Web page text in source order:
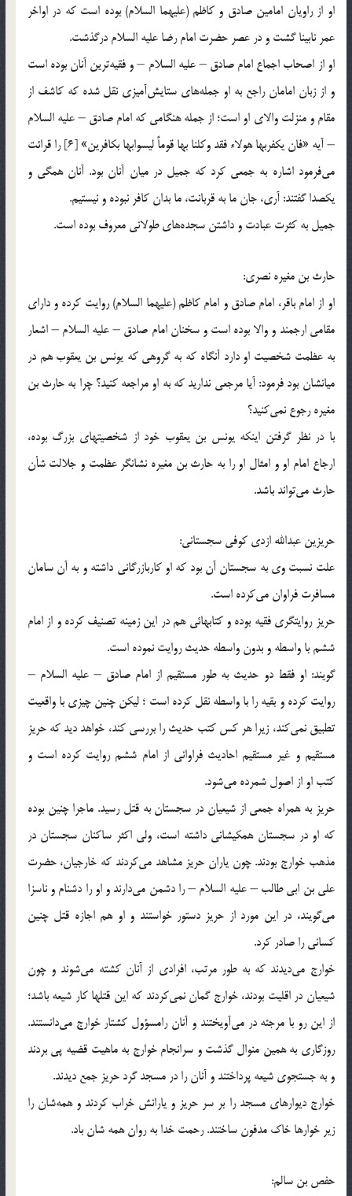
او از راویان امامین صادق و كاظم (علیهما السلام) بوده است كه در اواخر
عمر نابینا گشت و در عصر حضرت امام رضا علیه السلام درگذشت.
او از اصحاب اجماع امام صادق – علیه السلام – و فقیه‌ترین آنان بوده است
و از زبان امامان راجع به او جمله‌های ستایش‌آمیزی نقل شده كه كاشف از
مقام و منزلت والای او است؛ از جمله هنگامی كه امام صادق – علیه السلام
– آیه «فان یكفربها هولاء فقد وكلنا بها قوماً لیسوابها بكافرین» [6] را قرائت
می‌فرمود اشاره به جمعی كرد كه جمیل در میان آنان بود. آنان همگی و
یكصدا گفتند: آری، جان ما به قربانت، ما بدان كافر نبوده و نیستیم.
جمیل به كثرت عبادت و داشتن سجده‌های طولانی معروف بوده است.
حارث بن مغیره نصری:
او از امام باقر، امام صادق و امام كاظم (علیهما السلام) روایت كرده و دارای
مقامی ارجمند و والا بوده است و سخنان امام صادق – علیه السلام – اشعار
به عظمت شخصیت او دارد آنگاه كه به گروهی كه یونس بن یعقوب هم در
میانشان بود فرمود: آیا مرجعی ندارید كه به او مراجعه كنید؟ چرا به حارث بن
مغیره رجوع نمی‌كنید؟
با در نظر گرفتن اینكه یونس بن یعقوب خود از شخصیتهای بزرگ بوده،
ارجاع امام او و امثال او را به حارث بن مغیره نشانگر عظمت و جلالت شأن
حارث می‌تواند باشد.
حریزین عبدالله ازدی كوفی سجستانی:
علت نسبت وی به سجستان آن بود كه او كاربازرگانی داشته و به آن سامان
مسافرت فراوان می‌كرده است.
حریز روایتگری فقیه بوده و كتابهائی هم در این زمینه تصنیف كرده و از امام
ششم با واسطه و بدون واسطه حدیث روایت نموده است.
گویند: او فقط دو حدیث به طور مستقیم از امام صادق – علیه السلام –
روایت كرده و بقیه را با واسطه نقل كرده است ؛ لیكن چنین چیزی با واقعیت
تطبیق نمی‌كند، زیرا هر كس كتب حدیث را بررسی كند، خواهد دید كه حریز
مستقیم و غیر مستقیم احادیث فراوانی از امام ششم روایت كرده است و
كتب او از اصول شمرده می‌شود.
حریز به همراه جمعی از شیعیان در سجستان به قتل رسید. ماجرا چنین بوده
كه او در سجستان همكیشانی داشته است، ولی اكثر ساكنان سجستان در
مذهب خوارج بودند. چون یاران حریز مشاهد می‌كردند كه خارجیان، حضرت
علی بن ابی طالب – علیه السلام – را دشمن می‌دارند و او را دشنام و ناسزا
می‌گویند، در این مورد از حریز دستور خواستند و او هم اجازه قتل چنین
كسانی را صادر كرد.
خوارج می‌دیدند كه به طور مرتب، افرادی از آنان كشته می‌شوند و چون
شیعیان در اقلیت بودند، خوارج گمان نمی‌كردند كه این قتلها كار شیعه باشد؛
از این رو با مرجئه در می‌آویختند و آنان رامسؤول كشتار خوارج می‌دانستند.
روزگاری به همین منوال گذشت و سرانجام خوارج به ماهیت قضیه پی بردند
و به جستجوی شیعه پرداختند و آنان را در مسجد گرد حریز جمع دیدند.
خوارج دیوارهای مسجد را بر سر حریز و یارانش خراب كردند و همه‌شان را
زیر خوارها خاك مدفون ساختند. رحمت خدا به روان همه شان باد.
حفص بن سالم: